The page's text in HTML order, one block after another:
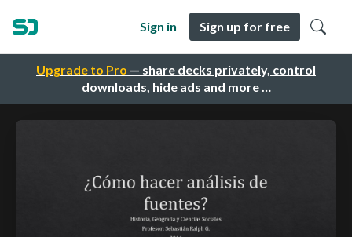
Upgrade to Pro — share decks privately, control
downloads, hide ads and more …
Sign in Sign up for free